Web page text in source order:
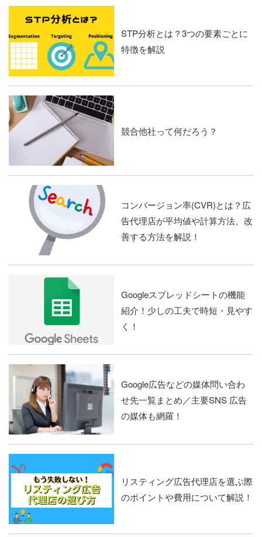
STP分析とは？3つの要素ごとに
特徴を解説
競合他社って何だろう？
コンバージョン率(CVR)とは？広
告代理店が平均値や計算方法、改
善する方法を解説！
Googleスプレッドシートの機能
紹介！少しの工夫で時短・見やす
く！
Google広告などの媒体問い合わ
せ先一覧まとめ／主要SNS 広告
の媒体も網羅！
リスティング広告代理店を選ぶ際
のポイントや費用について解説！